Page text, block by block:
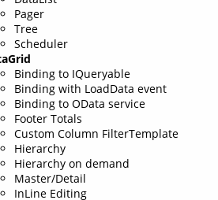
Pager
Tree
Scheduler
Binding to IQueryable
Binding with LoadData event
Binding to OData service
Footer Totals
Custom Column FilterTemplate
Hierarchy
Hierarchy on demand
Master/Detail
InLine Editing